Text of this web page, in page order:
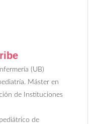
(UB)
Máster en
de Instituciones
de